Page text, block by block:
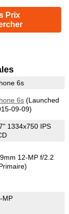
Prix
6s
6s(Launched
09-09)
1334x750 IPS
12-MP f/2.2
MP